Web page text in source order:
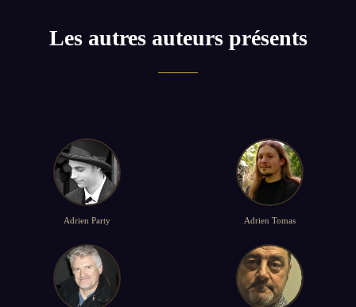
Les autres auteurs présents
Adrien Party Adrien Tomas